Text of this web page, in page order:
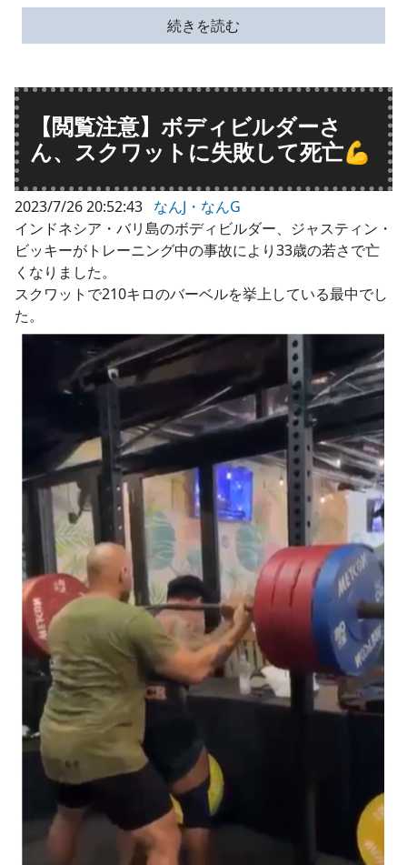
続きを読む
【閲覧注意】ボディビルダーさ
ん、スクワットに失敗して死亡💪
2023/7/26 20:52:43 なんJ・なんG
インドネシア・バリ島のボディビルダー、ジャスティン・
ビッキーがトレーニング中の事故により33歳の若さで亡
くなりました。
スクワットで210キロのバーベルを挙上している最中でし
た。